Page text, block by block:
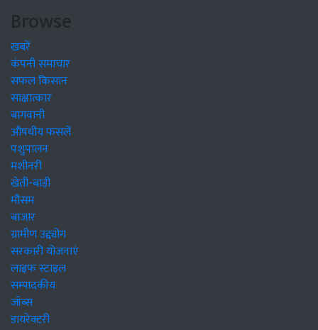
Browse
खबरें
कंपनी समाचार
सफल किसान
साक्षात्कार
बागवानी
औषधीय फसलें
पशुपालन
मशीनरी
खेती-बाड़ी
मौसम
बाजार
ग्रामीण उद्द्योग
सरकारी योजनाएं
लाइफ स्टाइल
सम्पादकीय
जॉब्स
डायरेक्टरी